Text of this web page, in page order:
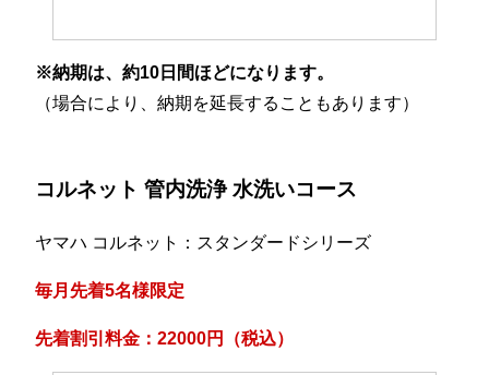
※納期は、約10日間ほどになります。
（場合により、納期を延長することもあります）
コルネット 管内洗浄 水洗いコース
ヤマハ コルネット：スタンダードシリーズ
毎月先着5名様限定
先着割引料金：22000円（税込）